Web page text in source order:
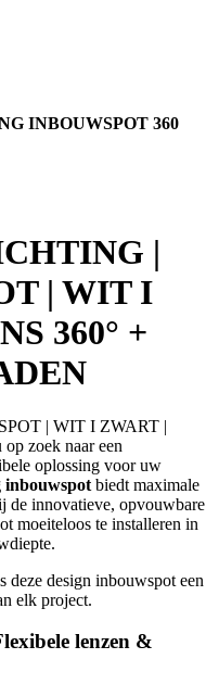
INBOUWSPOT 360
|
| WIT I
360° +
| WIT I ZWART |
zoek naar een
oplossing voor uw
inbouwspot biedt maximale
de innovatieve, opvouwbare
moeiteloos te installeren in
.
deze design inbouwspot een
elk project.
lenzen &